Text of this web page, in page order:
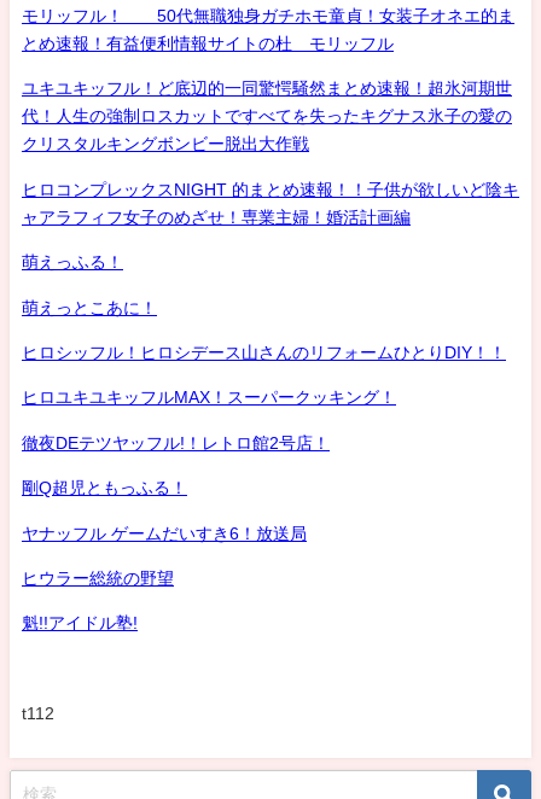
モリッフル！ 50代無職独身ガチホモ童貞！女装子オネエ的ま
とめ速報！有益便利情報サイトの杜 モリッフル
ユキユキッフル！ど底辺的一同驚愕騒然まとめ速報！超氷河期世
代！人生の強制ロスカットですべてを失ったキグナス氷子の愛の
クリスタルキングボンビー脱出大作戦
ヒロコンプレックスNIGHT 的まとめ速報！！子供が欲しいど陰キ
ャアラフィフ女子のめざせ！専業主婦！婚活計画編
萌えっふる！
萌えっとこあに！
ヒロシッフル！ヒロシデース山さんのリフォームひとりDIY！！
ヒロユキユキッフルMAX！スーパークッキング！
徹夜DEテツヤッフル!！レトロ館2号店！
剛Q超児ともっふる！
ヤナッフル ゲームだいすき6！放送局
ヒウラー総統の野望
魁!!アイドル塾!
t112